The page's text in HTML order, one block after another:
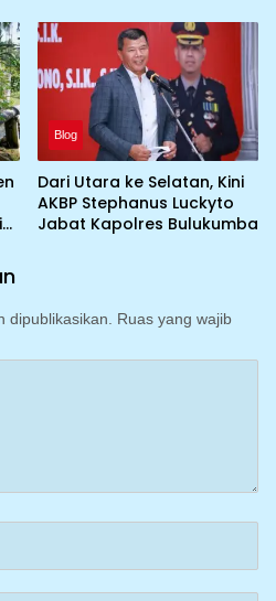
Blog
Dari Utara ke Selatan, Kini
AKBP Stephanus Luckyto
Jabat Kapolres Bulukumba
dipublikasikan.
Ruas yang wajib